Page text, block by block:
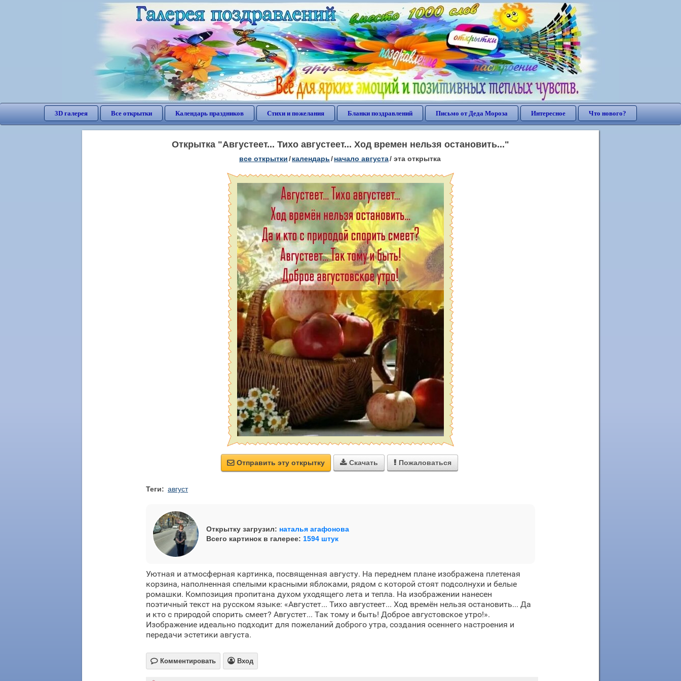
3D галерея Все открытки Календарь праздников Стихи и пожелания Бланки поздравлений Письмо от Деда Мороза Интересное Что нового?
Открытка "Августеет... Тихо августеет... Ход времен нельзя остановить..."
все открытки/календарь/начало августа/ эта открытка
 Отправить эту открытку  Скачать  Пожаловаться
Теги: август
Открытку загрузил: наталья агафонова
Всего картинок в галерее: 1594 штук
Уютная и атмосферная картинка, посвященная августу. На переднем плане изображена плетеная
корзина, наполненная спелыми красными яблоками, рядом с которой стоят подсолнухи и белые
ромашки. Композиция пропитана духом уходящего лета и тепла. На изображении нанесен
поэтичный текст на русском языке: «Августет... Тихо августеет... Ход времён нельзя остановить... Да
и кто с природой спорить смеет? Августет... Так тому и быть! Доброе августовское утро!».
Изображение идеально подходит для пожеланий доброго утра, создания осеннего настроения и
передачи эстетики августа.
 Комментировать  Вход